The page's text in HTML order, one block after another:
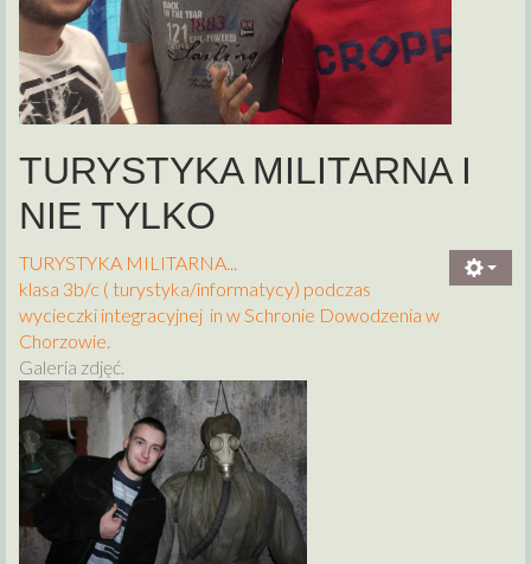
TURYSTYKA MILITARNA I
NIE TYLKO
TURYSTYKA MILITARNA...
klasa 3b/c ( turystyka/informatycy) podczas
wycieczki integracyjnej in w Schronie Dowodzenia w
Chorzowie.
Galeria zdjęć.